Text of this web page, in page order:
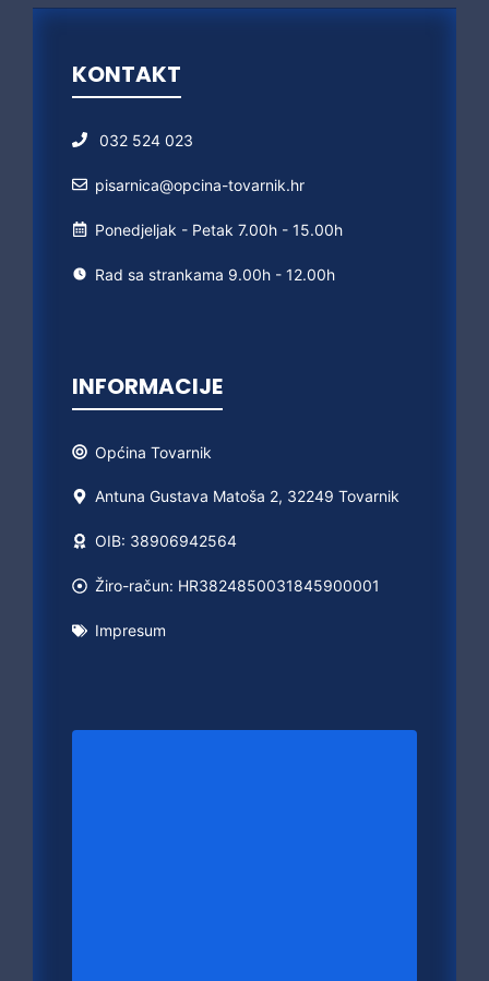
KONTAKT
032 524 023
pisarnica@opcina-tovarnik.hr
Ponedjeljak - Petak 7.00h - 15.00h
Rad sa strankama 9.00h - 12.00h
INFORMACIJE
Općina Tovarnik
Antuna Gustava Matoša 2, 32249 Tovarnik
OIB: 38906942564
Žiro-račun: HR3824850031845900001
Impresum